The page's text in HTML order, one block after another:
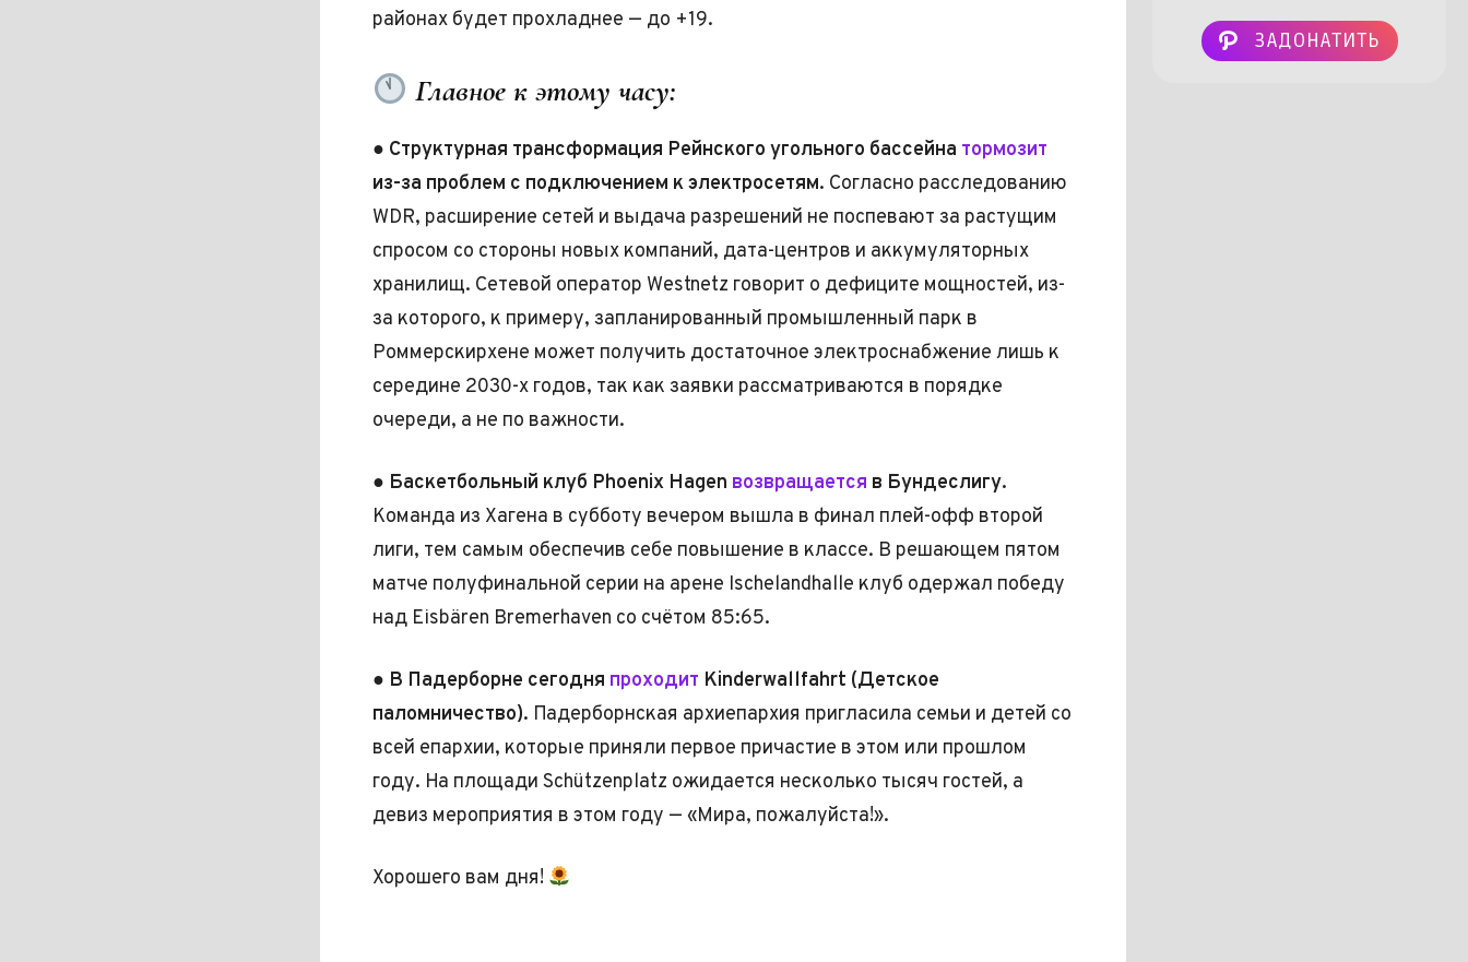
районах будет прохладнее — до +19.
Главное к этому часу:
● Структурная трансформация Рейнского угольного бассейна тормозит
из-за проблем с подключением к электросетям. Согласно расследованию
WDR, расширение сетей и выдача разрешений не поспевают за растущим
спросом со стороны новых компаний, дата-центров и аккумуляторных
хранилищ. Сетевой оператор Westnetz говорит о дефиците мощностей, из-
за которого, к примеру, запланированный промышленный парк в
Роммерскирхене может получить достаточное электроснабжение лишь к
середине 2030-х годов, так как заявки рассматриваются в порядке
очереди, а не по важности.
● Баскетбольный клуб Phoenix Hagen возвращается в Бундеслигу.
Команда из Хагена в субботу вечером вышла в финал плей-офф второй
лиги, тем самым обеспечив себе повышение в классе. В решающем пятом
матче полуфинальной серии на арене Ischelandhalle клуб одержал победу
над Eisbären Bremerhaven со счётом 85:65.
● В Падерборне сегодня проходит Kinderwallfahrt (Детское
паломничество). Падерборнская архиепархия пригласила семьи и детей со
всей епархии, которые приняли первое причастие в этом или прошлом
году. На площади Schützenplatz ожидается несколько тысяч гостей, а
девиз мероприятия в этом году — «Мира, пожалуйста!».
Хорошего вам дня!
ЗАДОНАТИТЬ